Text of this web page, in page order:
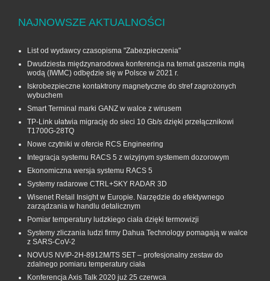
NAJNOWSZE AKTUALNOŚCI
List od wydawcy czasopisma "Zabezpieczenia"
Dwudziesta międzynarodowa konferencja na temat gaszenia mgłą
wodą (IWMC) odbędzie się w Polsce w 2021 r.
Iskrobezpieczne kontaktrony magnetyczne do stref zagrożonych
wybuchem
Smart Terminal marki GANZ w walce z wirusem
TP-Link ułatwia migrację do sieci 10 Gb/s dzięki przełącznikowi
T1700G‑28TQ
Nowe czytniki w ofercie RCS Engineering
Integracja systemu RACS 5 z wizyjnym systemem dozorowym
Ekonomiczna wersja systemu RACS 5
Systemy radarowe CTRL+SKY RADAR 3D
Wisenet Retail Insight w Europie. Narzędzie do efektywnego
zarządzania w handlu detalicznym
Pomiar temperatury ludzkiego ciała dzięki termowizji
Systemy zliczania ludzi firmy Dahua Technology pomagają w walce
z SARS-CoV-2
NOVUS NVIP-2H-8912M/TS SET – profesjonalny zestaw do
zdalnego pomiaru temperatury ciała
Konferencja Axis Talk 2020 już 25 czerwca